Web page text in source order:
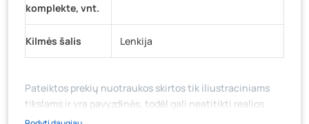
komplekte, vnt.
Kilmės šalis Lenkija
Pateiktos prekių nuotraukos skirtos tik iliustraciniams
tikslams ir yra pavyzdinės, todėl gali neatitikti realios
prekių ir jų pakuotės išvaizdos, komplektacijos, spalvos ar